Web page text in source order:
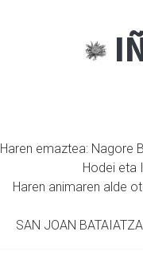
Haren emaztea: Nagore
Hodei eta
Haren animaren alde
SAN JOAN